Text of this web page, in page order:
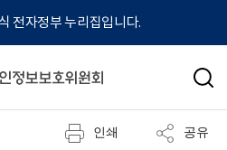
전자정부 누리집입니다.
검
인쇄 공유